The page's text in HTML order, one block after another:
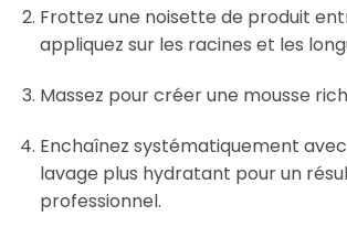
Frottez une noisette de produit
appliquez sur les racines et les
Massez pour créer une mousse
Enchaînez systématiquement
lavage plus hydratant pour un
professionnel.